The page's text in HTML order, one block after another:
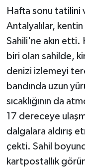
Hafta sonu tatilini
Antalyalılar,
Sahili'ne akın etti.
biri olan sahilde,
denizi izlemeyi
bandında uzun
sıcaklığının da
17 dereceye
dalgalara aldırış
çekti. Sahil
kartpostallık